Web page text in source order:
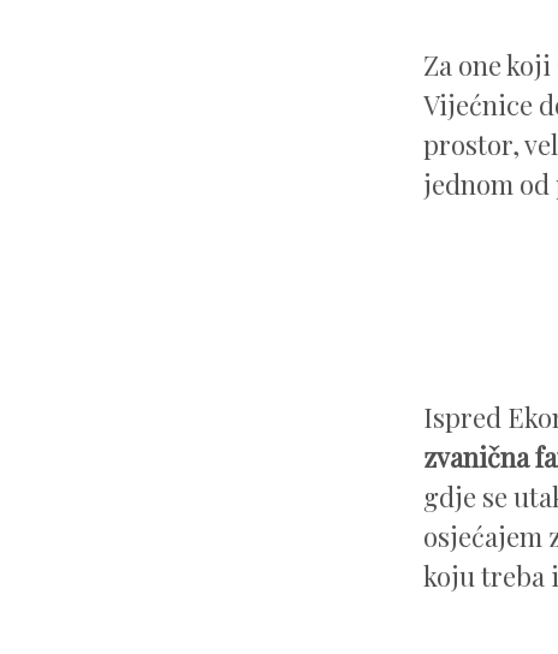
Za one
Vijećnice
prostor,
jednom od
Ispred
zvanična
gdje se
osjećajem
koju treba